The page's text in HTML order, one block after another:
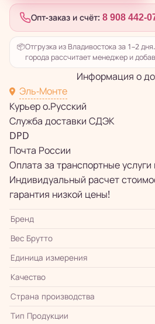
Опт-заказ и счёт: 8 908 442-
📦Отгрузка из Владивостока за 1–2
города рассчитает менеджер и
Информация о
Эль-Монте
Курьер о.Русский
Служба доставки СДЭК
DPD
Почта России
Оплата за транспортные услуги
Индивидуальный расчет
гарантия низкой цены!
Бренд
Вес Брутто
Единица измерения
Качество
Страна производства
Тип Продукции